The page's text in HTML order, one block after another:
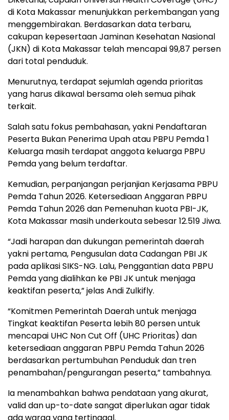
di Kota Makassar menunjukkan perkembangan yang
menggembirakan. Berdasarkan data terbaru,
cakupan kepesertaan Jaminan Kesehatan Nasional
(JKN) di Kota Makassar telah mencapai 99,87 persen
dari total penduduk.
Menurutnya, terdapat sejumlah agenda prioritas
yang harus dikawal bersama oleh semua pihak
terkait.
Salah satu fokus pembahasan, yakni Pendaftaran
Peserta Bukan Penerima Upah atau PBPU Pemda 1
Keluarga masih terdapat anggota keluarga PBPU
Pemda yang belum terdaftar.
Kemudian, perpanjangan perjanjian Kerjasama PBPU
Pemda Tahun 2026. Ketersediaan Anggaran PBPU
Pemda Tahun 2026 dan Pemenuhan kuota PBI-JK,
Kota Makassar masih underkouta sebesar 12.519 Jiwa.
“Jadi harapan dan dukungan pemerintah daerah
yakni pertama, Pengusulan data Cadangan PBI JK
pada aplikasi SIKS-NG. Lalu, Penggantian data PBPU
Pemda yang dialihkan ke PBI JK untuk menjaga
keaktifan peserta,” jelas Andi Zulkifly.
“Komitmen Pemerintah Daerah untuk menjaga
Tingkat keaktifan Peserta lebih 80 persen untuk
mencapai UHC Non Cut Off (UHC Prioritas) dan
ketersediaan anggaran PBPU Pemda Tahun 2026
berdasarkan pertumbuhan Penduduk dan tren
penambahan/pengurangan peserta,” tambahnya.
Ia menambahkan bahwa pendataan yang akurat,
valid dan up-to-date sangat diperlukan agar tidak
ada warga yang tertinggal.